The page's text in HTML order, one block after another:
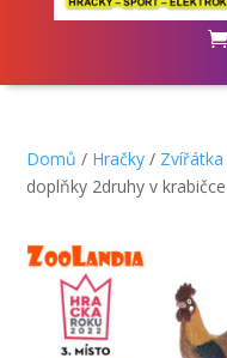
Domů / Hračky / Zvířátka
doplňky 2druhy v krabičce